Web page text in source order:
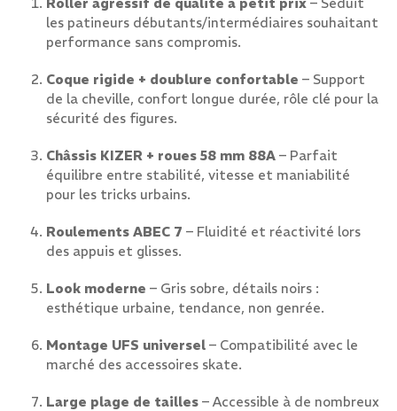
les patineurs débutants/intermédiaires souhaitant
performance sans compromis.
Coque rigide + doublure confortable – Support
de la cheville, confort longue durée, rôle clé pour la
sécurité des figures.
Châssis KIZER + roues 58 mm 88A – Parfait
équilibre entre stabilité, vitesse et maniabilité
pour les tricks urbains.
Roulements ABEC 7 – Fluidité et réactivité lors
des appuis et glisses.
Look moderne – Gris sobre, détails noirs :
esthétique urbaine, tendance, non genrée.
Montage UFS universel – Compatibilité avec le
marché des accessoires skate.
Large plage de tailles – Accessible à de nombreux